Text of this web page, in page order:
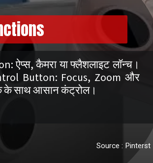
ऐप्स, कैमरा या फ्लैशलाइट लॉन्च।
Button: Focus, Zoom और
Source : Pinterst